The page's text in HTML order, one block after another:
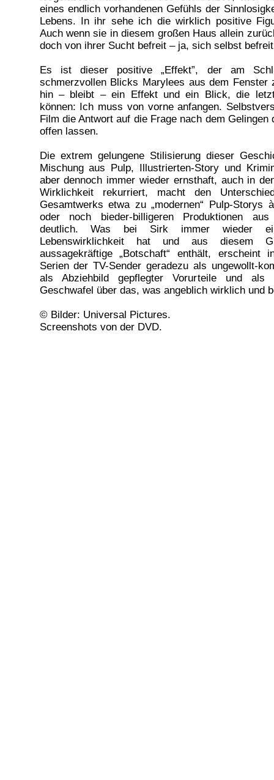
eines endlich vorhandenen Gefühls der
Lebens. In ihr sehe ich die wirklich positive
Auch wenn sie in diesem großen Haus allein
doch von ihrer Sucht befreit – ja, sich selbst
Es ist dieser positive „Effekt”, der am
schmerzvollen Blicks Marylees aus dem Fenster
hin – bleibt – ein Effekt und ein Blick, die
können: Ich muss von vorne anfangen.
Film die Antwort auf die Frage nach dem Gelingen
offen lassen.
Die extrem gelungene Stilisierung dieser
Mischung aus Pulp, Illustrierten-Story und
aber dennoch immer wieder ernsthaft, auch in
Wirklichkeit rekurriert, macht den
Gesamtwerks etwa zu „modernen“ Pulp-Storys
oder noch bieder-billigeren Produktionen
deutlich. Was bei Sirk immer wieder
Lebenswirklichkeit hat und aus diesem
aussagekräftige „Botschaft“ enthält, erscheint
Serien der TV-Sender geradezu als ungewollt-
als Abziehbild gepflegter Vorurteile und als
Geschwafel über das, was angeblich wirklich und
© Bilder: Universal Pictures.
Screenshots von der DVD.